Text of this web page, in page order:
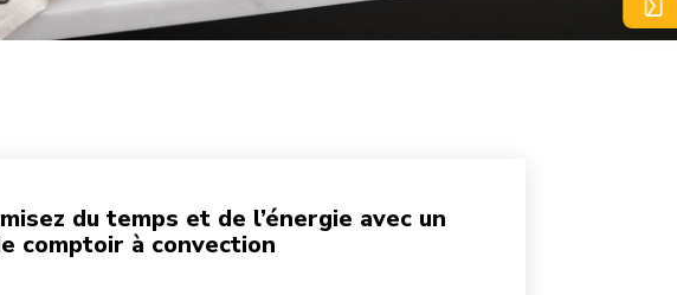
du temps et de l’énergie avec un
comptoir à convection